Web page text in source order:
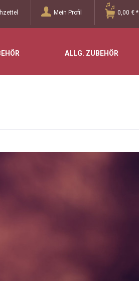
Mein Profil 0,00 € *
ALLG. ZUBEHÖR